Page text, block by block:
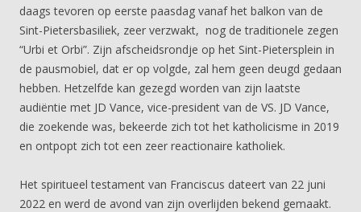
daags tevoren op eerste paasdag vanaf het balkon van de
Sint-Pietersbasiliek, zeer verzwakt, nog de traditionele zegen
“Urbi et Orbi”. Zijn afscheidsrondje op het Sint-Pietersplein in
de pausmobiel, dat er op volgde, zal hem geen deugd gedaan
hebben. Hetzelfde kan gezegd worden van zijn laatste
audiëntie met JD Vance, vice-president van de VS. JD Vance,
die zoekende was, bekeerde zich tot het katholicisme in 2019
en ontpopt zich tot een zeer reactionaire katholiek.
Het spiritueel testament van Franciscus dateert van 22 juni
2022 en werd de avond van zijn overlijden bekend gemaakt.